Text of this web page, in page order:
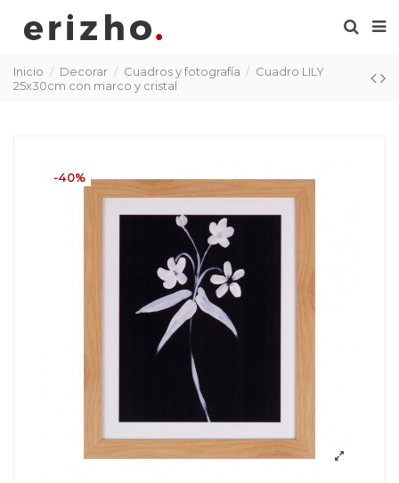
Inicio Decorar Cuadros y fotografía
Cuadro LILY
25x30cm con marco y cristal
-40%